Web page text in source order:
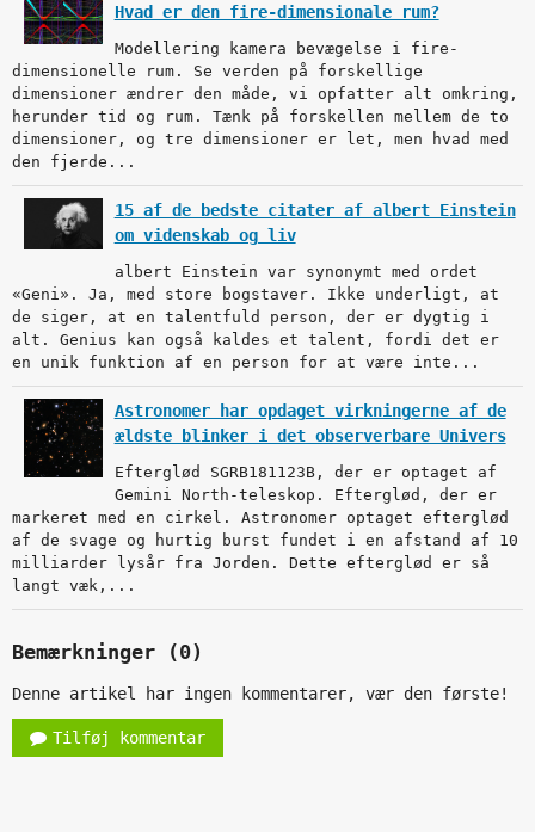
Hvad er den fire-dimensionale rum?
Modellering kamera bevægelse i fire-
dimensionelle rum. Se verden på forskellige
dimensioner ændrer den måde, vi opfatter alt omkring,
herunder tid og rum. Tænk på forskellen mellem de to
dimensioner, og tre dimensioner er let, men hvad med
den fjerde...
15 af de bedste citater af albert Einstein
om videnskab og liv
albert Einstein var synonymt med ordet
«Geni». Ja, med store bogstaver. Ikke underligt, at
de siger, at en talentfuld person, der er dygtig i
alt. Genius kan også kaldes et talent, fordi det er
en unik funktion af en person for at være inte...
Astronomer har opdaget virkningerne af de
ældste blinker i det observerbare Univers
Efterglød SGRB181123B, der er optaget af
Gemini North-teleskop. Efterglød, der er
markeret med en cirkel. Astronomer optaget efterglød
af de svage og hurtig burst fundet i en afstand af 10
milliarder lysår fra Jorden. Dette efterglød er så
langt væk,...
Bemærkninger (0)
Denne artikel har ingen kommentarer, vær den første!
Tilføj kommentar